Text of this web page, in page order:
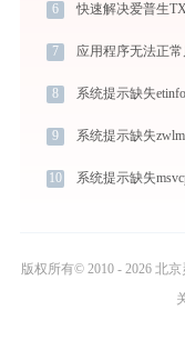
6
7 应用程序无法正常
8 系统提示缺失
9 系统提示缺失
10 系统提示缺失
版权所有© 2010 - 2026 北